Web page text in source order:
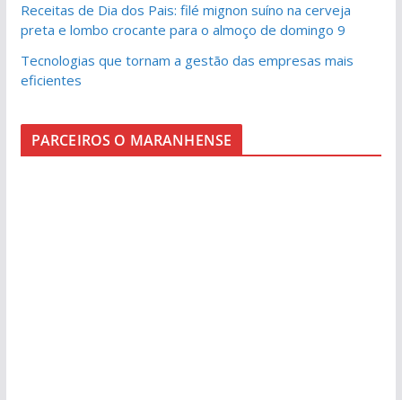
Receitas de Dia dos Pais: filé mignon suíno na cerveja
preta e lombo crocante para o almoço de domingo 9
Tecnologias que tornam a gestão das empresas mais
eficientes
PARCEIROS O MARANHENSE